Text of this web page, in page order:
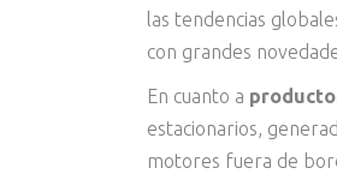
las tendencias
con grandes
En cuanto a
estacionarios,
motores fuera de